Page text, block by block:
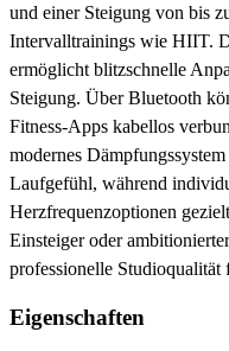
und einer Steigung von bis
Intervalltrainings wie HIIT.
ermöglicht blitzschnelle
Steigung. Über Bluetooth
Fitness-Apps kabellos
modernes
Laufgefühl, während
Herzfrequenzoptionen
Einsteiger oder
professionelle Studioqualität
Eigenschaften